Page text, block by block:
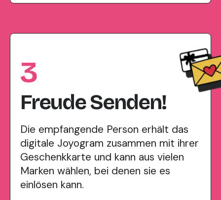
3
Freude Senden!
Die empfangende Person erhält das
digitale Joyogram zusammen mit ihrer
Geschenkkarte und kann aus vielen
Marken wählen, bei denen sie es
einlösen kann.